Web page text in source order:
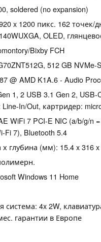
soldered (no expansion)
x 1200 пикс. 162
OLED,
Bixby FCH
512 GB NVMe-
@ AMD K1A.6 - Audio
1, 2 USB 3.1 Gen 2, USB-
In/Out, картридер:
WiFi 7 PCI-E NIC (a/b/g/n
Fi 7), Bluetooth 5.4
глубина (мм): 15.4 x 316 x
Windows 11 Home
система: 4x 2W,
гарантии в Европе